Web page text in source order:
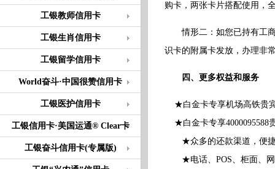
工银教师信用卡
工银生肖信用卡
工银留学信用卡
World奋斗·中国很赞信用卡
工银医护信用卡
工银信用卡·美国运通® Clear卡
工银奋斗信用卡(专属版)
购卡，两张卡片搭配使用，
情形二：如您已持有工商
识卡的附属卡发放，办理非
四、更多权益和服务
★白金卡专享机场高铁贵
★白金卡专享4000095588
★众多的还款渠道，便捷
★电话、POS、柜面、网